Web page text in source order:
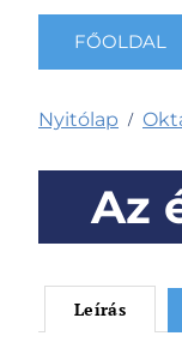
FŐOLDAL
Nyitólap /
Az
Leírás